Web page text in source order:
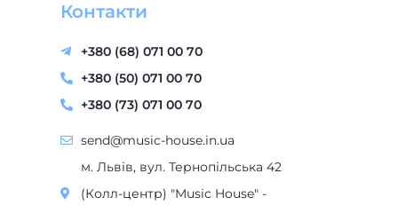
Контакти
+380 (68) 071 00 70
+380 (50) 071 00 70
+380 (73) 071 00 70
send@music-house.in.ua
м. Львів, вул. Тернопільська 42
(Колл-центр) "Music House" -